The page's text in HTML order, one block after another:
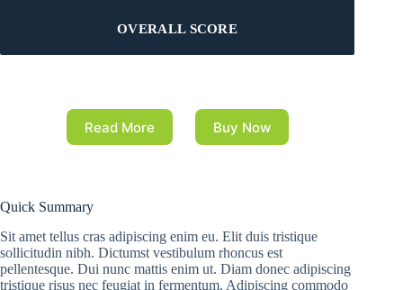
OVERALL SCORE
Read More Buy Now
Quick Summary
Sit amet tellus cras adipiscing enim eu. Elit duis tristique
sollicitudin nibh. Dictumst vestibulum rhoncus est
pellentesque. Dui nunc mattis enim ut. Diam donec adipiscing
tristique risus nec feugiat in fermentum. Adipiscing commodo